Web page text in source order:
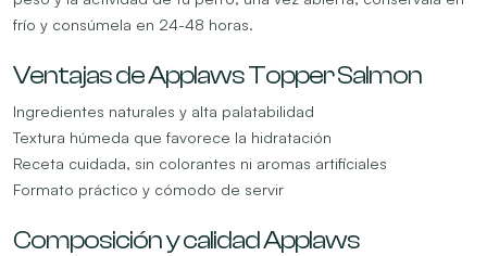
frío y consúmela en 24-48 horas.
Ventajas de Applaws Topper Salmon
Ingredientes naturales y alta palatabilidad
Textura húmeda que favorece la hidratación
Receta cuidada, sin colorantes ni aromas artificiales
Formato práctico y cómodo de servir
Composición y calidad Applaws